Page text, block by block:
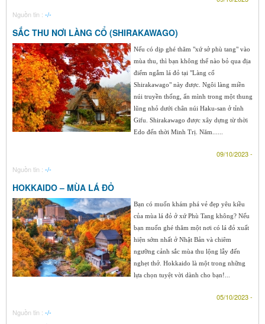
Nguồn tin : -/-
SẮC THU NƠI LÀNG CỔ (SHIRAKAWAGO)
Nếu có dịp ghé thăm "xứ sở phù tang" vào
mùa thu, thì bạn không thể nào bỏ qua địa
điểm ngắm lá đỏ tại "Làng cổ
Shirakawago" này được. Ngôi làng miền
núi truyền thống, ẩn mình trong một thung
lũng nhỏ dưới chân núi Haku-san ở tỉnh
Gifu. Shirakawago được xây dựng từ thời
Edo đến thời Minh Trị. Năm......
09/10/2023 -
Nguồn tin : -/-
HOKKAIDO – MÙA LÁ ĐỎ
Bạn có muốn khám phá vẻ đẹp yêu kiều
của mùa lá đỏ ở xứ Phù Tang không? Nếu
bạn muốn ghé thăm một nơi có lá đỏ xuất
hiện sớm nhất ở Nhật Bản và chiêm
ngưỡng cảnh sắc mùa thu lộng lẫy đến
nghẹt thở. Hokkaido là một trong những
lựa chọn tuyệt vời dành cho bạn!...
05/10/2023 -
Nguồn tin : -/-